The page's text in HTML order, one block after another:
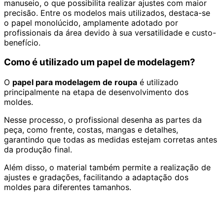
manuseio, o que possibilita realizar ajustes com maior
precisão. Entre os modelos mais utilizados, destaca-se
o papel monolúcido, amplamente adotado por
profissionais da área devido à sua versatilidade e custo-
benefício.
Como é utilizado um papel de modelagem?
O papel para modelagem de roupa é utilizado
principalmente na etapa de desenvolvimento dos
moldes.
Nesse processo, o profissional desenha as partes da
peça, como frente, costas, mangas e detalhes,
garantindo que todas as medidas estejam corretas antes
da produção final.
Além disso, o material também permite a realização de
ajustes e gradações, facilitando a adaptação dos
moldes para diferentes tamanhos.